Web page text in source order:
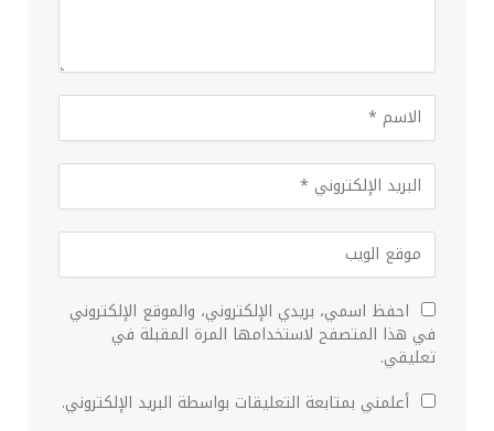
احفظ اسمي، بريدي الإلكتروني، والموقع الإلكتروني
في هذا المتصفح لاستخدامها المرة المقبلة في
تعليقي.
أعلمني بمتابعة التعليقات بواسطة البريد الإلكتروني.